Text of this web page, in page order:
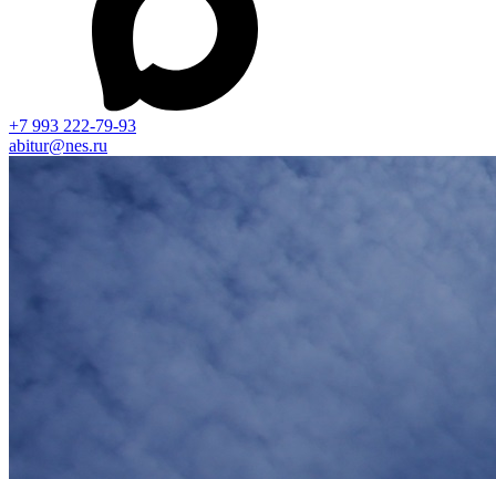
+7 993 222-79-93
abitur@nes.ru